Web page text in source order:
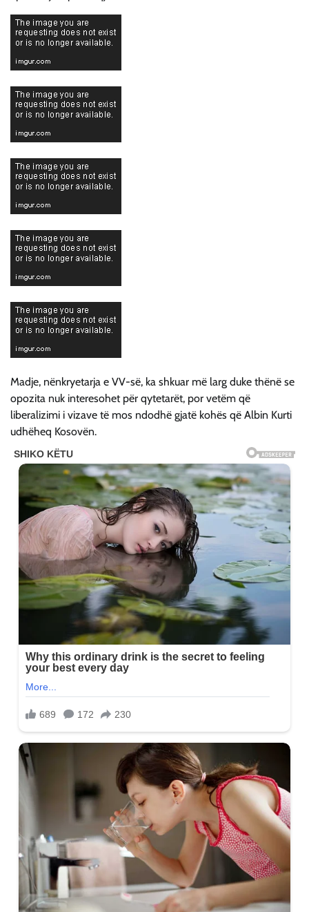
Madje, nënkryetarja e VV-së, ka shkuar më larg duke thënë se
opozita nuk interesohet për qytetarët, por vetëm që
liberalizimi i vizave të mos ndodhë gjatë kohës që Albin Kurti
udhëheq Kosovën.